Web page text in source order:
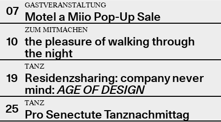
07
GASTVERANSTALTUNG
Motel a Miio Pop-Up Sale
10
ZUM MITMACHEN
the pleasure of walking through
the night
19
TANZ
Residenzsharing: company never
mind:AGE OF DESIGN
25
TANZ
Pro Senectute Tanznachmittag